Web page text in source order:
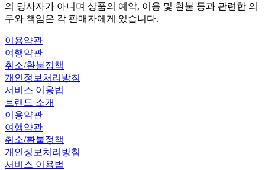
의 당사자가 아니며 상품의 예약, 이용 및 환불 등과 관련한 의
무와 책임은 각 판매자에게 있습니다.
이용약관
여행약관
취소/환불정책
개인정보처리방침
서비스 이용법
브랜드 소개
이용약관
여행약관
취소/환불정책
개인정보처리방침
서비스 이용법